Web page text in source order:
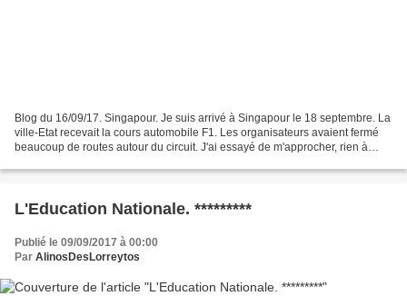
Blog du 16/09/17. Singapour. Je suis arrivé à Singapour le 18 septembre. La
ville-Etat recevait la cours automobile F1. Les organisateurs avaient fermé
beaucoup de routes autour du circuit. J'ai essayé de m'approcher, rien à
L'Education Nationale. *********
Publié le 09/09/2017 à 00:00
Par AlinosDesLorreytos